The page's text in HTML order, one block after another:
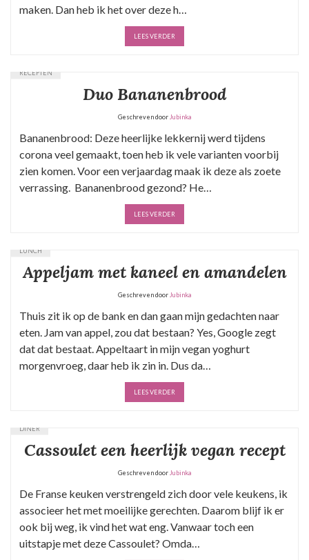
maken. Dan heb ik het over deze h…
LEES VERDER
RECEPTEN
Duo Bananenbrood
Geschreven door Jubinka
Bananenbrood: Deze heerlijke lekkernij werd tijdens
corona veel gemaakt, toen heb ik vele varianten voorbij
zien komen. Voor een verjaardag maak ik deze als zoete
verrassing. Bananenbrood gezond? He…
LEES VERDER
LUNCH
Appeljam met kaneel en amandelen
Geschreven door Jubinka
Thuis zit ik op de bank en dan gaan mijn gedachten naar
eten. Jam van appel, zou dat bestaan? Yes, Google zegt
dat dat bestaat. Appeltaart in mijn vegan yoghurt
morgenvroeg, daar heb ik zin in. Dus da…
LEES VERDER
DINER
Cassoulet een heerlijk vegan recept
Geschreven door Jubinka
De Franse keuken verstrengeld zich door vele keukens, ik
associeer het met moeilijke gerechten. Daarom blijf ik er
ook bij weg, ik vind het wat eng. Vanwaar toch een
uitstapje met deze Cassoulet? Omda…